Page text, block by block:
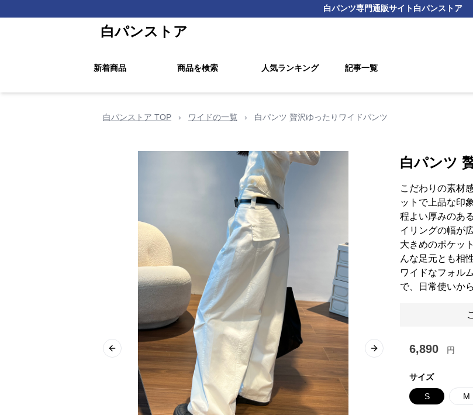
白パンツ専門通販サイト白パンストア
白パンストア
新着商品 商品を検索 人気ランキング 記事一覧
白パンストア TOP › ワイドの一覧 › 白パンツ 贅沢ゆったりワイドパンツ
Previous slide Next slide
白パンツ
こだわりの素材
ットで上品な印
程よい厚みのあ
イリングの幅が
大きめのポケッ
んな足元とも相
ワイドなフォル
で、日常使いか
6,890 円
サイズ
S M